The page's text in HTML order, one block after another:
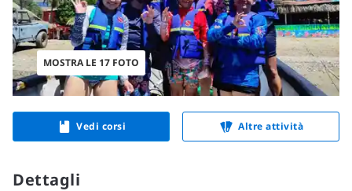
MOSTRA LE 17 FOTO
Vedi corsi Altre attività
Dettagli